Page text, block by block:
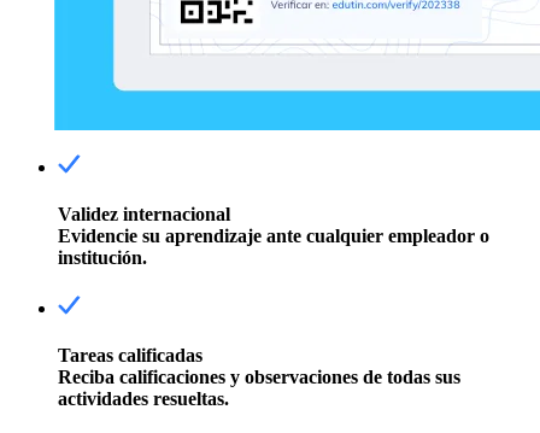
Validez internacional
Evidencie su aprendizaje ante cualquier empleador o
institución.
Tareas calificadas
Reciba calificaciones y observaciones de todas sus
actividades resueltas.